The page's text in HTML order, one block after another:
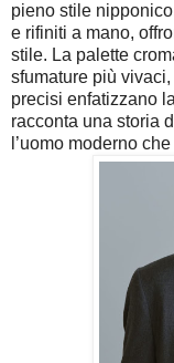
pieno stile
e rifiniti a mano,
stile. La palette
sfumature più
precisi enfatizzano
racconta una storia
l’uomo moderno